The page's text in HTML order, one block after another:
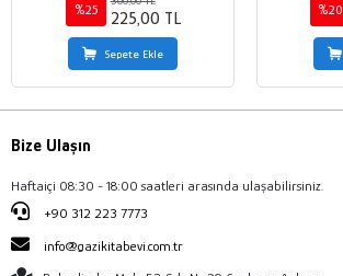
%25 225,00 TL
Sepete Ekle
%20
Bize Ulaşın
Haftaiçi 08:30 - 18:00 saatleri arasında ulaşabilirsiniz.
+90 312 223 7773
info@gazikitabevi.com.tr